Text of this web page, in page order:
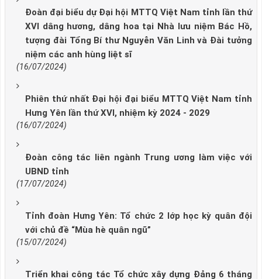
Đoàn đại biểu dự Đại hội MTTQ Việt Nam tỉnh lần thứ
XVI dâng hương, dâng hoa tại Nhà lưu niệm Bác Hồ,
tượng đài Tổng Bí thư Nguyễn Văn Linh và Đài tưởng
niệm các anh hùng liệt sĩ
(16/07/2024)
Phiên thứ nhất Đại hội đại biểu MTTQ Việt Nam tỉnh
Hưng Yên lần thứ XVI, nhiệm kỳ 2024 - 2029
(16/07/2024)
Đoàn công tác liên ngành Trung ương làm việc với
UBND tỉnh
(17/07/2024)
Tỉnh đoàn Hưng Yên: Tổ chức 2 lớp học kỳ quân đội
với chủ đề “Mùa hè quân ngũ”
(15/07/2024)
Triển khai công tác Tổ chức xây dựng Đảng 6 tháng